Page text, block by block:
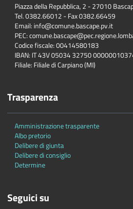
Piazza della Repubblica, 2 - 27010
Tel. 0382.66012 - Fax 0382.66459
Email: info@comune.bascape.pv.it
PEC:
Codice fiscale: 00414580183
IBAN: IT 43V 05034 32750
Filiale: Filiale di Carpiano (MI)
Trasparenza
Amministrazione trasparente
Albo pretorio
Delibere di giunta
Delibere di consiglio
Determine
Seguici su